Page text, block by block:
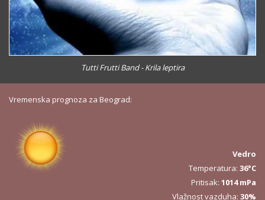
Tutti Frutti Band - Krila leptira
Vremenska prognoza za Beograd:
Vedro
Temperatura: 36°C
Pritisak: 1014 mPa
Vlažnost vazduha: 30%